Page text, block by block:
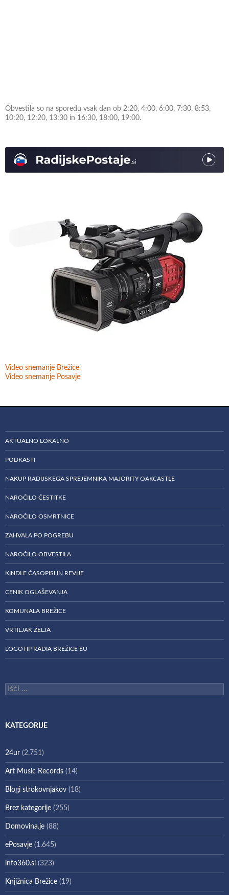
Obvestila so na sporedu vsak dan ob 2:20, 4:00, 6:00, 7:30, 8:53,
10:20, 12:20, 13:30 in 16:30, 18:00, 19:00.
Video snemanje Brežice
Video snemanje Posavje
AKTUALNO LOKALNO
PODKASTI
NAKUP RADIJSKEGA SPREJEMNIKA MAJORITY OAKCASTLE
NAROČILO ČESTITKE
NAROČILO OSMRTNICE
ZAHVALA PO POGREBU
NAROČILO OBVESTILA
KINDLE ČASOPISI IN REVIJE
CENIK OGLAŠEVANJA
KOMUNALA BREŽICE
VRTILJAK ŽELJA
LOGOTIP RADIA BREŽICE EU
Išči:
KATEGORIJE
24ur (2.751)
Art Music Records (14)
Blogi strokovnjakov (18)
Brez kategorije (255)
Domovina.je (88)
ePosavje (1.645)
info360.si (323)
Knjižnica Brežice (19)